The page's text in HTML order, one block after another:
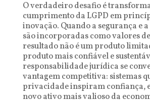
O verdadeiro desafio é
cumprimento da LGPD em
inovação. Quando a segurança e
são incorporadas como valores
resultado não é um produto
produto mais confiável e
responsabilidade jurídica se
vantagem competitiva: sistemas
privacidade inspiram confiança,
novo ativo mais valioso da